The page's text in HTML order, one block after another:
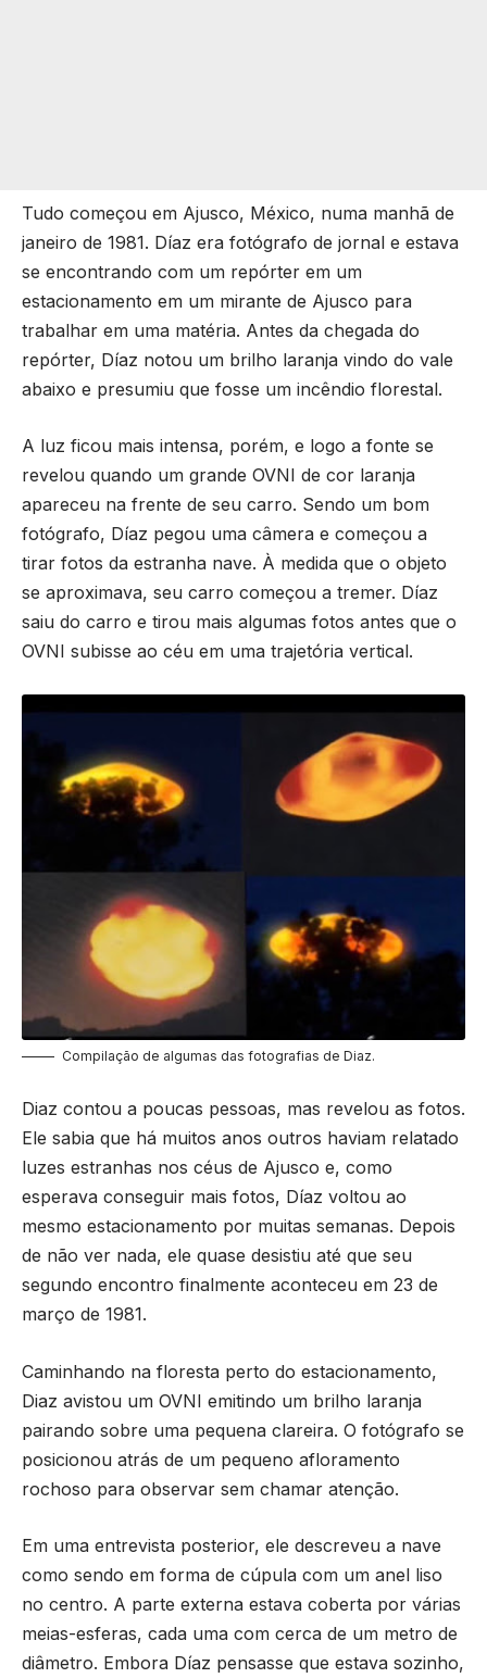
Tudo começou em Ajusco, México, numa manhã de
janeiro de 1981. Díaz era fotógrafo de jornal e estava
se encontrando com um repórter em um
estacionamento em um mirante de Ajusco para
trabalhar em uma matéria. Antes da chegada do
repórter, Díaz notou um brilho laranja vindo do vale
abaixo e presumiu que fosse um incêndio florestal.
A luz ficou mais intensa, porém, e logo a fonte se
revelou quando um grande OVNI de cor laranja
apareceu na frente de seu carro. Sendo um bom
fotógrafo, Díaz pegou uma câmera e começou a
tirar fotos da estranha nave. À medida que o objeto
se aproximava, seu carro começou a tremer. Díaz
saiu do carro e tirou mais algumas fotos antes que o
OVNI subisse ao céu em uma trajetória vertical.
Compilação de algumas das fotografias de Diaz.
Diaz contou a poucas pessoas, mas revelou as fotos.
Ele sabia que há muitos anos outros haviam relatado
luzes estranhas nos céus de Ajusco e, como
esperava conseguir mais fotos, Díaz voltou ao
mesmo estacionamento por muitas semanas. Depois
de não ver nada, ele quase desistiu até que seu
segundo encontro finalmente aconteceu em 23 de
março de 1981.
Caminhando na floresta perto do estacionamento,
Diaz avistou um OVNI emitindo um brilho laranja
pairando sobre uma pequena clareira. O fotógrafo se
posicionou atrás de um pequeno afloramento
rochoso para observar sem chamar atenção.
Em uma entrevista posterior, ele descreveu a nave
como sendo em forma de cúpula com um anel liso
no centro. A parte externa estava coberta por várias
meias-esferas, cada uma com cerca de um metro de
diâmetro. Embora Díaz pensasse que estava sozinho,